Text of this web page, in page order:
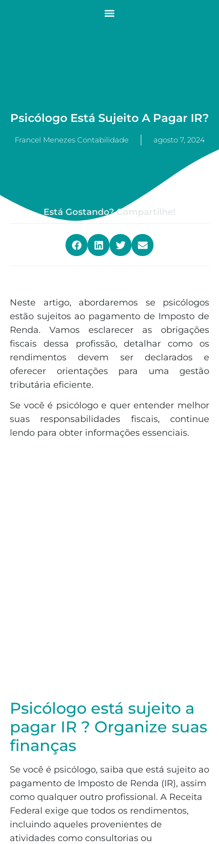
Psicólogo Está Sujeito A Pagar IR?
Francel Menezes Contabilidade agosto 7, 2024
Está Gostando? Compartilhe!
Neste artigo, abordaremos se psicólogos
estão sujeitos ao pagamento de Imposto de
Renda. Vamos esclarecer as obrigações
fiscais dessa profissão, detalhar como os
rendimentos devem ser declarados e
oferecer orientações para uma gestão
tributária eficiente.
Se você é psicólogo e quer entender melhor
suas responsabilidades fiscais, continue
lendo para obter informações essenciais.
Psicólogo está sujeito a
pagar IR ? Organize suas
finanças
Se você é psicólogo, saiba que está sujeito ao
pagamento de Imposto de Renda (IR), assim
como qualquer outro profissional. A Receita
Federal exige que todos os rendimentos,
incluindo aqueles provenientes de
atividades como consultorias ou